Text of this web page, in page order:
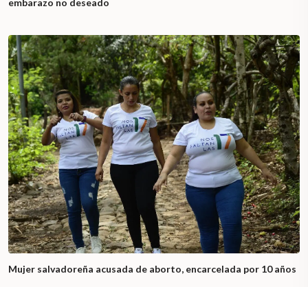
embarazo no deseado
Mujer salvadoreña acusada de aborto, encarcelada por 10 años